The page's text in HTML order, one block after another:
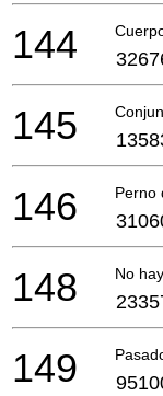
144
145
Perno
146
No
148
149